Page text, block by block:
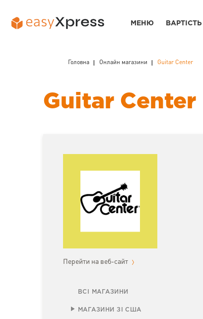
Guitar Center
Головна Онлайн магазини Guitar Center
Перейти на веб-сайт
ВСІ МАГАЗИНИ
МАГАЗИНИ ЗІ США
МЕНЮ ВАРТІСТЬ